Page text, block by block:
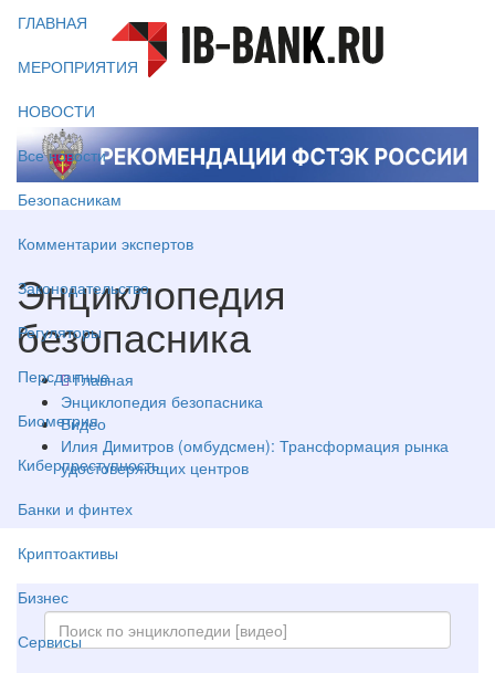
ГЛАВНАЯ
МЕРОПРИЯТИЯ
НОВОСТИ
Все новости
Безопасникам
Комментарии экспертов
Законодательство
Регуляторы
Персданные
Биометрия
Киберпреступность
Банки и финтех
Криптоактивы
Бизнес
Сервисы
Энциклопедия
безопасника
Главная
Энциклопедия безопасника
Видео
Илия Димитров (омбудсмен): Трансформация рынка
удостоверяющих центров